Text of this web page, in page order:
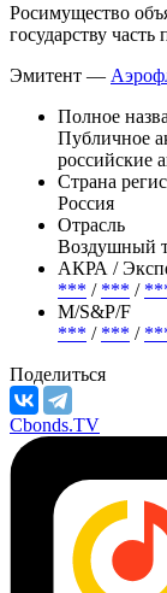
Росимущество
государству
Эмитент —
Полное
Публичное
российские
Страна
Россия
Отрасль
Воздушный
АКРА /
*** / *** /
М/S&P/F
*** / *** /
Поделиться
Cbonds.TV